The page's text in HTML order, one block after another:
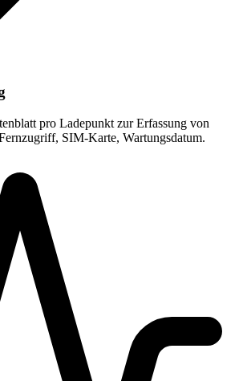
pro Ladepunkt zur Erfassung von
SIM-Karte, Wartungsdatum.